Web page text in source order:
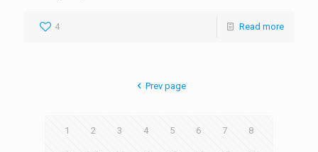
4 Read more
Prev page
1 2 3 4 5 6 7 8